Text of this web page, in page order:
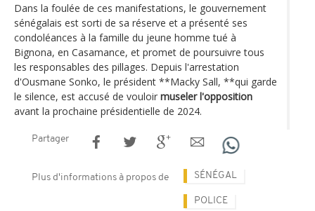
Dans la foulée de ces manifestations, le gouvernement
sénégalais est sorti de sa réserve et a présenté ses
condoléances à la famille du jeune homme tué à
Bignona, en Casamance, et promet de poursuivre tous
les responsables des pillages. Depuis l'arrestation
d'Ousmane Sonko, le président **Macky Sall, **qui garde
le silence, est accusé de vouloir museler l'opposition
avant la prochaine présidentielle de 2024.
Partager
Plus d'informations à propos de SÉNÉGAL
POLICE